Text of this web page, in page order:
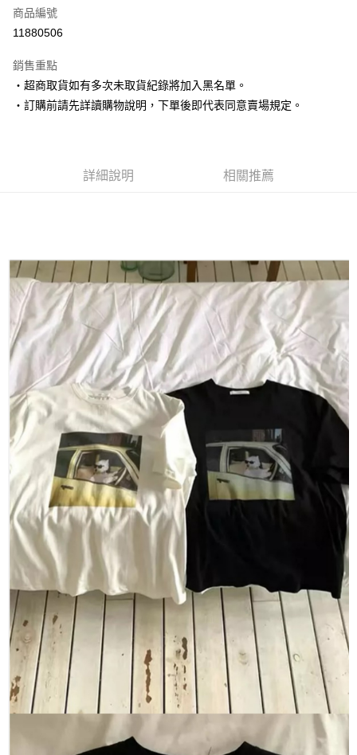
超商取貨付款
Apple Pay
街口支付
便利好安心！
１．簡單：不需註冊會員、不需綁卡、不需儲值。
２．便利：只要手機號碼，簡訊認證，即可結帳。
３．安心：先確認商品／服務後，再付款。
【「AFTEE先享後付」結帳流程】
１．於結帳方式選擇「AFTEE先享後付」後，將跳轉至「AFTEE先享後付」
結帳頁面，進行簡訊認證並確認金額後，即可完成結帳。
２．訂單成立數日內，您將收到繳費通知簡訊。
３．收到繳費通知簡訊後14天內，點擊此簡訊中的連結，可透過四大超商／
ATM／網路銀行／等多元方式進行付款，方視為交易完成。
※ 請注意：結帳手續完成當下不需立刻繳費，但若您需要取消訂單，請聯絡
購買商品的店家。未經商家同意取消之訂單仍視為有效，需透過AFTEE先享
後付繳納相關費用。
※ 交易是否成功請以「AFTEE先享後付 」之結帳頁面顯示為準，若有關於
是否繳費成功／繳費後需取消欲退款等相關疑問，請聯繫「AFTEE先享後付
客戶支援中心」https://netprotections.freshdesk.com/support/home
【注意事項】
１．透過由恩沛科技股份有限公司提供之「AFTEE先享後付」服務完成之交
易，需依本服務之必要範圍內提供個人資料，並將交易相關給付款項請求債
權轉讓予恩沛科技股份有限公司。
２．關於個人資料處理事宜，請瀏覽以下網址：
https://aftee.tw/terms/#terms3
３．未成年的使用者請事先徵得法定代理人或監護人之同意方可使用
「AFTEE先享後付」，若未經同意申辦者引起之損失，本公司不負相關責
任。
４．使用「AFTEE先享後付」時，將依據個別帳號之用戶狀況，依本公司即
時審查核予不同之上限額度；若仍有額度不足之情形，本公司將視審查結果
請求用戶進行身份認證。
５．嚴禁一人註冊多個帳號或使用他人資訊註冊。若發現惡意使用之情形，
恩沛科技股份有限公司將有權停止該用戶之使用額度並採取法律行動。
運送方式
全家取貨付款
每筆NT$80，滿NT$1,500(含以上)免運費
付款後全家取貨
每筆NT$80，滿NT$1,500(含以上)免運費
萊爾富取貨付款
每筆NT$80，滿NT$1,500(含以上)免運費
付款後萊爾富取貨
每筆NT$80，滿NT$1,500(含以上)免運費
離島取貨加價40
每筆NT$80，滿NT$1,500(含以上)免運費
付款後7-11取貨
每筆NT$80，滿NT$1,500(含以上)免運費
宅配
每筆NT$100，滿NT$1,500(含以上)免運費
海外宅配 查看運費
商品編號
11880506
銷售重點
‧超商取貨如有多次未取貨紀錄將加入黑名單。
‧訂購前請先詳讀購物說明，下單後即代表同意賣場規定。
詳細說明 相關推薦